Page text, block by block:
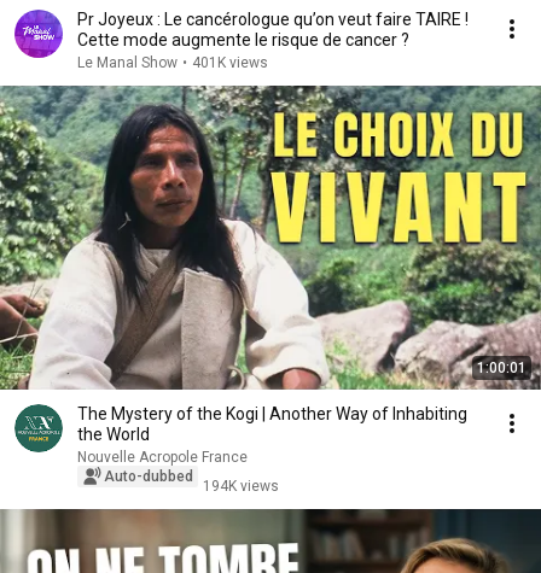
Pr Joyeux : Le cancérologue qu’on veut faire TAIRE !
Cette mode augmente le risque de cancer ?
Le Manal Show • 401K views
1:00:01
The Mystery of the Kogi | Another Way of Inhabiting
the World
Nouvelle Acropole France
Auto-dubbed
194K views